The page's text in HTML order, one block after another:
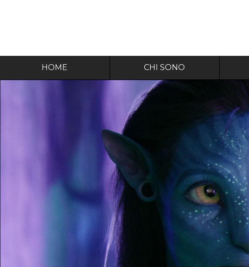
HOME CHI SONO